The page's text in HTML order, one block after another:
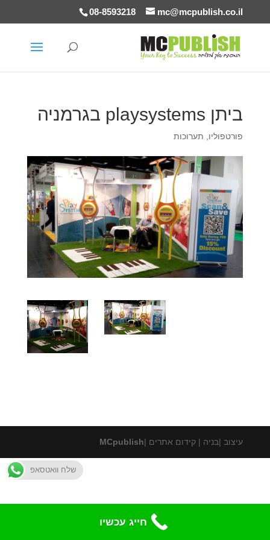
08-8593218 mc@mcpublish.co.il
ביתן playsystems בגרמניה
פורטפוליו תערוכות
עיצוב |בניה | קידום אתרים |MCpublish
שלח וואטסאפ
חייג עכשיו